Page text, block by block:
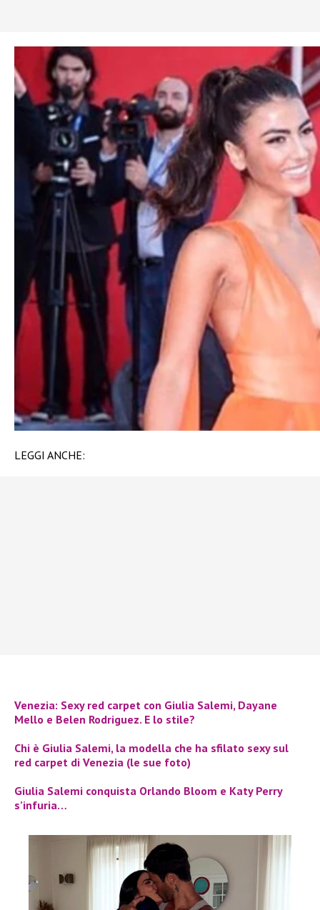
LEGGI ANCHE:
Venezia: Sexy red carpet con Giulia Salemi, Dayane
Mello e Belen Rodriguez. E lo stile?
Chi è Giulia Salemi, la modella che ha sfilato sexy sul
red carpet di Venezia (le sue foto)
Giulia Salemi conquista Orlando Bloom e Katy Perry
s’infuria…